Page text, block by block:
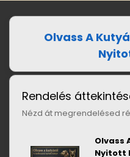
Olvass A
Rendelés
Nézd át megrendelésed
Olvass
Nyitott